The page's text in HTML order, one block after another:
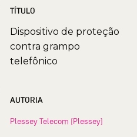
TÍTULO
Dispositivo de proteção
contra grampo
telefônico
AUTORIA
Plessey Telecom (Plessey)